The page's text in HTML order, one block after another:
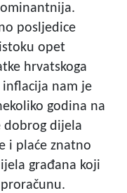
posljedice
opet
hrvatskoga
inflacija nam je
godina na
dobrog dijela
i plaće znatno
građana koji